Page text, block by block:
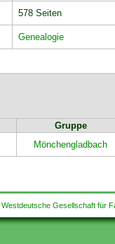
578 Seiten
Genealogie
Gruppe
Mönchengladbach
Westdeutsche Gesellschaft für